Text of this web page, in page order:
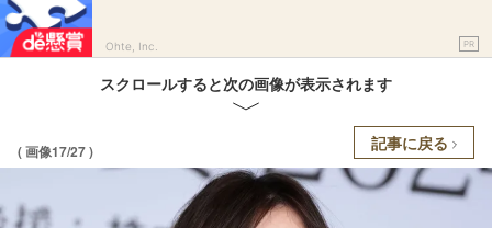
Ohte, Inc. PR
スクロールすると次の画像が表示されます
( 画像17/27 ) 記事に戻る